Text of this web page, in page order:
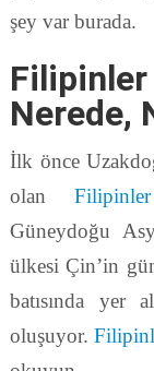
şey var burada.
Nerede,
İlk önce
olan
Güneydoğu
ülkesi Çin’in
batısında yer
oluşuyor.